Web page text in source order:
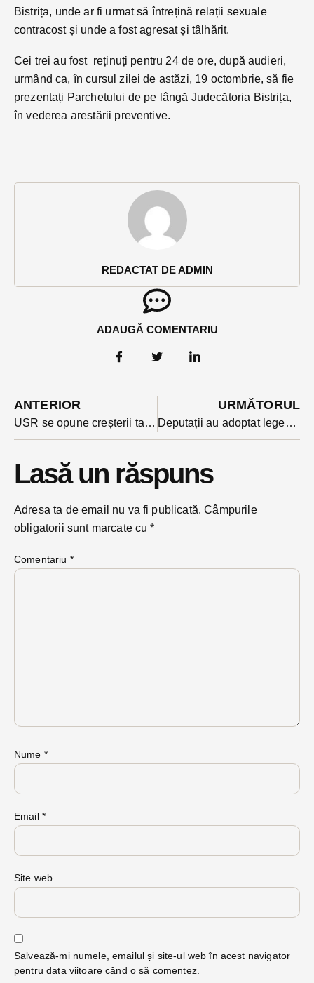
REDACTAT DE ADMIN
ADAUGĂ COMENTARIU
Bistrița, unde ar fi urmat să întrețină relații sexuale
contracost și unde a fost agresat și tâlhărit.
Cei trei au fost reținuți pentru 24 de ore, după audieri,
urmând ca, în cursul zilei de astăzi, 19 octombrie, să fie
prezentați Parchetului de pe lângă Judecătoria Bistrița,
în vederea arestării preventive.
ANTERIOR
USR se opune creșterii taxelor pentru români. Senatorii partidului au votat împotriva OUG 16
URMĂTORUL
Deputații au adoptat legea laptelui, un proiect cu reglementări pentru producatorii si procesatorii români. Un senator bistrițean, printre inițiatori
Lasă un răspuns
Adresa ta de email nu va fi publicată. Câmpurile
obligatorii sunt marcate cu*
Comentariu *
Nume *
Email *
Site web
Salvează-mi numele, emailul și site-ul web în acest navigator
pentru data viitoare când o să comentez.